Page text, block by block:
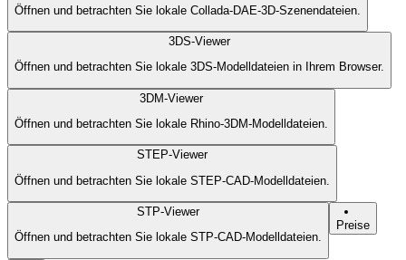
Öffnen und betrachten Sie lokale Collada-DAE-3D-Szenendateien.
3DS-Viewer
Öffnen und betrachten Sie lokale 3DS-Modelldateien in Ihrem Browser.
3DM-Viewer
Öffnen und betrachten Sie lokale Rhino-3DM-Modelldateien.
STEP-Viewer
Öffnen und betrachten Sie lokale STEP-CAD-Modelldateien.
STP-Viewer
Öffnen und betrachten Sie lokale STP-CAD-Modelldateien.
Preise